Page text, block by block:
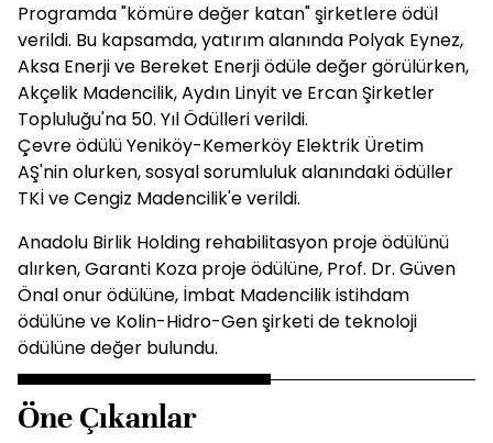
Programda "kömüre değer katan" şirketlere ödül
verildi. Bu kapsamda, yatırım alanında Polyak Eynez,
Aksa Enerji ve Bereket Enerji ödüle değer görülürken,
Akçelik Madencilik, Aydın Linyit ve Ercan Şirketler
Topluluğu'na 50. Yıl Ödülleri verildi.
Çevre ödülü Yeniköy-Kemerköy Elektrik Üretim
AŞ'nin olurken, sosyal sorumluluk alanındaki ödüller
TKİ ve Cengiz Madencilik'e verildi.
Anadolu Birlik Holding rehabilitasyon proje ödülünü
alırken, Garanti Koza proje ödülüne, Prof. Dr. Güven
Önal onur ödülüne, İmbat Madencilik istihdam
ödülüne ve Kolin-Hidro-Gen şirketi de teknoloji
ödülüne değer bulundu.
Öne Çıkanlar